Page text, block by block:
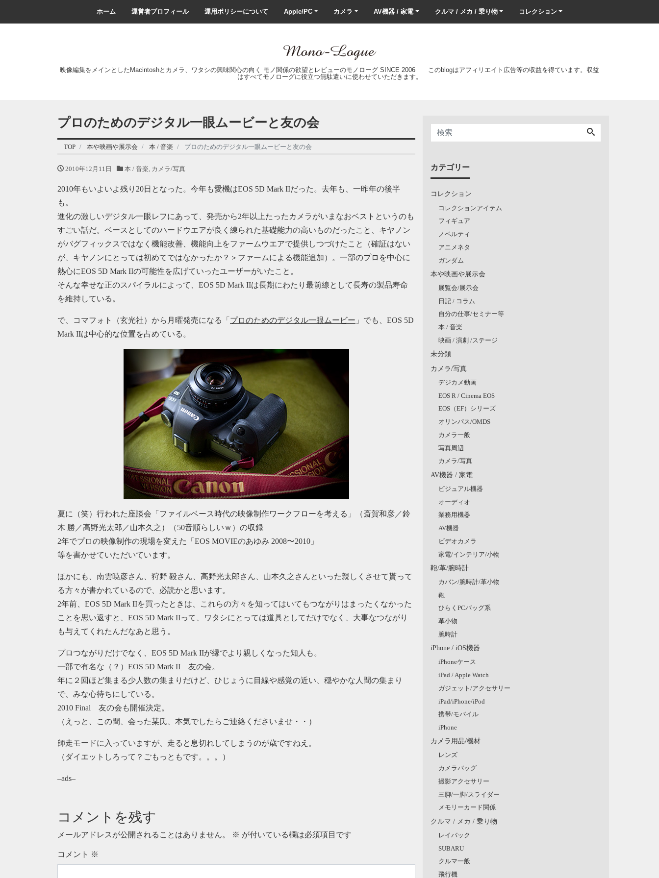
ホーム 運営者プロフィール 運用ポリシーについて Apple/PC カメラ AV機器 / 家電 クルマ / メカ / 乗り物 コレクション
映像編集をメインとしたMacintoshとカメラ、ワタシの興味関心の向く モノ関係の欲望とレビューのモノローグ SINCE 2006 このblogはアフィリエイト広告等の収益を得ています。収益
はすべてモノローグに役立つ無駄遣いに使わせていただきます。
プロのためのデジタル一眼ムービーと友の会
TOP 本や映画や展示会 本 / 音楽 プロのためのデジタル一眼ムービーと友の会
2010年12月11日 本 / 音楽, カメラ/写真
2010年もいよいよ残り20日となった。今年も愛機はEOS 5D Mark IIだった。去年も、一昨年の後半
も。
進化の激しいデジタル一眼レフにあって、発売から2年以上たったカメラがいまなおベストというのも
すごい話だ。ベースとしてのハードウエアが良く練られた基礎能力の高いものだったこと、キヤノン
がバグフィックスではなく機能改善、機能向上をファームウエアで提供しつづけたこと（確証はない
が、キヤノンにとっては初めてではなかったか？＞ファームによる機能追加）。一部のプロを中心に
熱心にEOS 5D Mark IIの可能性を広げていったユーザーがいたこと。
そんな幸せな正のスパイラルによって、EOS 5D Mark IIは長期にわたり最前線として長寿の製品寿命
を維持している。
で、コマフォト（玄光社）から月曜発売になる「 プロのためのデジタル一眼ムービー 」でも、EOS 5D
Mark IIは中心的な位置を占めている。
夏に（笑）行われた座談会「ファイルベース時代の映像制作ワークフローを考える」（斎賀和彦／鈴
木 勝／高野光太郎／山本久之）（50音順らしいｗ）の収録
2年でプロの映像制作の現場を変えた「EOS MOVIEのあゆみ 2008〜2010」
等を書かせていただいています。
ほかにも、南雲暁彦さん、狩野 毅さん、高野光太郎さん、山本久之さんといった親しくさせて貰って
る方々が書かれているので、必読かと思います。
2年前、EOS 5D Mark IIを買ったときは、これらの方々を知ってはいてもつながりはまったくなかった
ことを思い返すと、EOS 5D Mark IIって、ワタシにとっては道具としてだけでなく、大事なつながり
も与えてくれたんだなあと思う。
プロつながりだけでなく、EOS 5D Mark IIが縁でより親しくなった知人も。
一部で有名な（？） EOS 5D Mark II 友の会。
年に２回ほど集まる少人数の集まりだけど、ひじょうに目線や感覚の近い、穏やかな人間の集まり
で、みな心待ちにしている。
2010 Final 友の会も開催決定。
（えっと、この間、会った某氏、本気でしたらご連絡くださいませ・・）
師走モードに入っていますが、走ると息切れしてしまうのが歳ですねえ。
（ダイエットしろって？ごもっともです。。。）
–ads–
コメントを残す
メールアドレスが公開されることはありません。 ※ が付いている欄は必須項目です
コメント ※
カテゴリー
コレクション
コレクションアイテム
フィギュア
ノベルティ
アニメネタ
ガンダム
本や映画や展示会
展覧会/展示会
日記 / コラム
自分の仕事/セミナー等
本 / 音楽
映画 / 演劇 /ステージ
未分類
カメラ/写真
デジカメ動画
EOS R / Cinema EOS
EOS（EF）シリーズ
オリンパス/OMDS
カメラ一般
写真周辺
カメラ/写真
AV機器 / 家電
ビジュアル機器
オーディオ
業務用機器
AV機器
ビデオカメラ
家電/インテリア/小物
鞄/革/腕時計
カバン/腕時計/革小物
鞄
ひらくPCバッグ系
革小物
腕時計
iPhone / iOS機器
iPhoneケース
iPad / Apple Watch
ガジェット/アクセサリー
iPad/iPhone/iPod
携帯/モバイル
iPhone
カメラ用品/機材
レンズ
カメラバッグ
撮影アクセサリー
三脚/一脚/スライダー
メモリーカード関係
クルマ / メカ / 乗り物
レイバック
SUBARU
クルマ一般
飛行機